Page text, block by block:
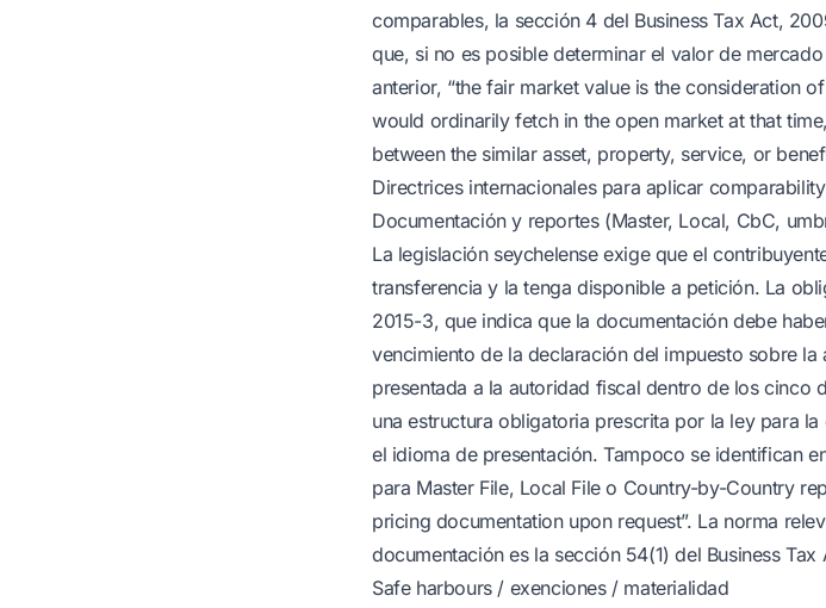
comparables, la sección 4 del Business Tax Act,
que, si no es posible determinar el valor de
anterior, “the fair market value is the consideration
would ordinarily fetch in the open market at that
between the similar asset, property, service, or
Directrices internacionales para aplicar
Documentación y reportes (Master, Local, CbC,
La legislación seychelense exige que el
transferencia y la tenga disponible a petición. La
2015-3, que indica que la documentación debe
vencimiento de la declaración del impuesto sobre
presentada a la autoridad fiscal dentro de los cinco
una estructura obligatoria prescrita por la ley para
el idioma de presentación. Tampoco se identifican
para Master File, Local File o Country-by-Country
pricing documentation upon request”. La norma
documentación es la sección 54(1) del Business
Safe harbours / exenciones / materialidad